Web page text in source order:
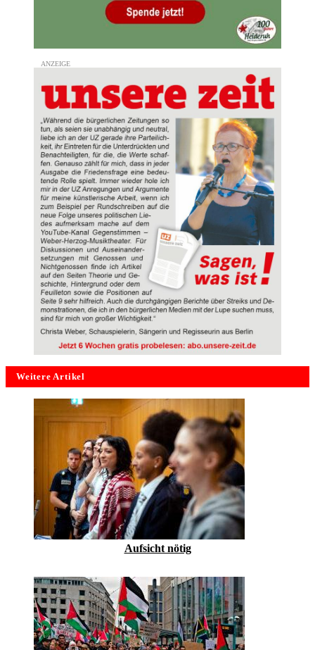
Weitere Artikel
Aufsicht nötig